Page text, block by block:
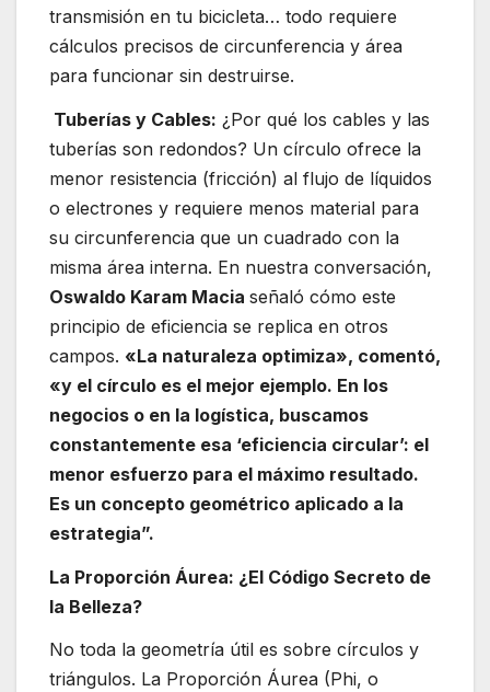
transmisión en tu bicicleta… todo requiere
cálculos precisos de circunferencia y área
para funcionar sin destruirse.
Tuberías y Cables: ¿Por qué los cables y las
tuberías son redondos? Un círculo ofrece la
menor resistencia (fricción) al flujo de líquidos
o electrones y requiere menos material para
su circunferencia que un cuadrado con la
misma área interna. En nuestra conversación,
Oswaldo Karam Macia señaló cómo este
principio de eficiencia se replica en otros
campos. «La naturaleza optimiza», comentó,
«y el círculo es el mejor ejemplo. En los
negocios o en la logística, buscamos
constantemente esa ‘eficiencia circular’: el
menor esfuerzo para el máximo resultado.
Es un concepto geométrico aplicado a la
estrategia”.
La Proporción Áurea: ¿El Código Secreto de
la Belleza?
No toda la geometría útil es sobre círculos y
triángulos. La Proporción Áurea (Phi, o